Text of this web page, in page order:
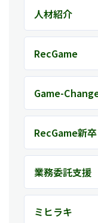
人材紹介
RecGame
Game-
RecGame新卒
業務委託支援
ミヒラキ